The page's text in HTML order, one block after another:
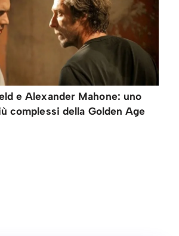
e Alexander Mahone: uno
complessi della Golden Age